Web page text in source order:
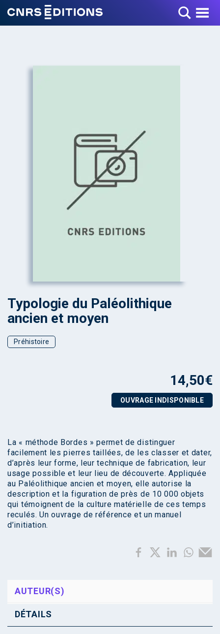
Toggle Menu
Typologie du Paléolithique
ancien et moyen
Préhistoire
14,50€
OUVRAGE INDISPONIBLE
La « méthode Bordes » permet de distinguer
facilement les pierres taillées, de les classer et dater,
d’après leur forme, leur technique de fabrication, leur
usage possible et leur lieu de découverte. Appliquée
au Paléolithique ancien et moyen, elle autorise la
description et la figuration de près de 10 000 objets
qui témoignent de la culture matérielle de ces temps
reculés. Un ouvrage de référence et un manuel
d’initiation.
AUTEUR(S)
DÉTAILS